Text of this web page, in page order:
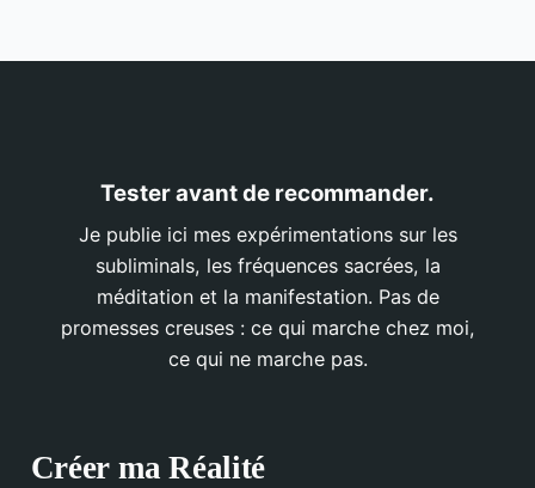
Tester avant de recommander.
Je publie ici mes expérimentations sur les
subliminals, les fréquences sacrées, la
méditation et la manifestation. Pas de
promesses creuses : ce qui marche chez moi,
ce qui ne marche pas.
Créer ma Réalité